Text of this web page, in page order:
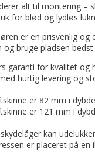
alt til montering –
for blød og lydløs
er en prisvenlig
og bruge pladsen
garanti for kvalitet og
hurtig levering og
er 82 mm i
er 121 mm i
kan
er placeret på